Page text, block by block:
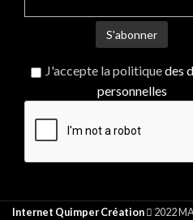
J'accepte la politiquedes
personnelles
Internet Quimper Création 2022